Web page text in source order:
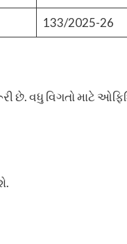
133/2025-26
છે. વધુ વિગતો માટે